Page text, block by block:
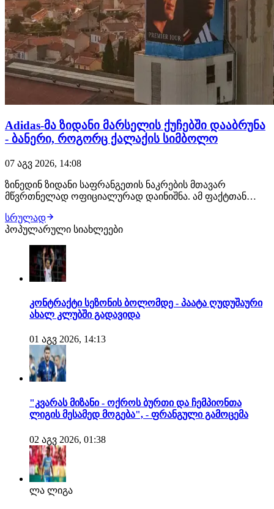
Adidas-მა ზიდანი მარსელის ქუჩებში დააბრუნა
- ბანერი, როგორც ქალაქის სიმბოლო
07 აგვ 2026, 14:08
ზინედინ ზიდანი საფრანგეთის ნაკრების მთავარ
მწვრთნელად ოფიციალურად დაინიშნა. ამ ფაქტთან
ერთ-ერთი ყველაზე ცნობილი სარეკლამო კამპანია,
რომლის მთავარი სახე სწორედ ფრანგი ფლეიმეიქერი
იყო. 1998 წლის ზაფხული, მარსელის ქუჩებში ჩნდება
პოსტ…
სრულად
პოპულარული სიახლეები
კონტრაქტი სეზონის ბოლომდე - პაატა ღუდუშაური
ახალ კლუბში გადავიდა
01 აგვ 2026, 14:13
"კვარას მიზანი - ოქროს ბურთი და ჩემპიონთა
ლიგის მესამედ მოგება", - ფრანგული გამოცემა
02 აგვ 2026, 01:38
ლა ლიგა